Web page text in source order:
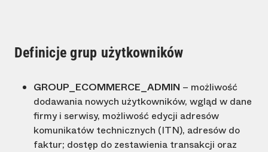
Definicje grup użytkowników
GROUP_ECOMMERCE_ADMIN – możliwość
dodawania nowych użytkowników, wgląd w dane
firmy i serwisy, możliwość edycji adresów
komunikatów technicznych (ITN), adresów do
faktur; dostęp do zestawienia transakcji oraz